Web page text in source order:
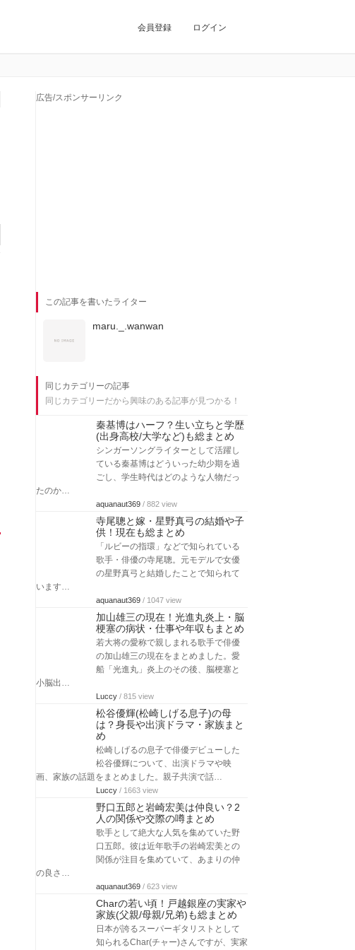
会員登録 ログイン
広告/スポンサーリンク
この記事を書いたライター
maru._.wanwan
同じカテゴリーの記事
同じカテゴリーだから興味のある記事が見つかる！
秦基博はハーフ？生い立ちと学歴
(出身高校/大学など)も総まとめ
シンガーソングライターとして活躍し
ている秦基博はどういった幼少期を過
ごし、学生時代はどのような人物だっ
たのか…
aquanaut369 / 882 view
寺尾聰と嫁・星野真弓の結婚や子
供！現在も総まとめ
「ルビーの指環」などで知られている
歌手・俳優の寺尾聰。元モデルで女優
の星野真弓と結婚したことで知られて
います…
aquanaut369 / 1047 view
加山雄三の現在！光進丸炎上・脳
梗塞の病状・仕事や年収もまとめ
若大将の愛称で親しまれる歌手で俳優
の加山雄三の現在をまとめました。愛
船「光進丸」炎上のその後、脳梗塞と
小脳出…
Luccy / 815 view
松谷優輝(松崎しげる息子)の母
は？身長や出演ドラマ・家族まと
め
松崎しげるの息子で俳優デビューした
松谷優輝について、出演ドラマや映
画、家族の話題をまとめました。親子共演で話…
Luccy / 1663 view
野口五郎と岩崎宏美は仲良い？2
人の関係や交際の噂まとめ
歌手として絶大な人気を集めていた野
口五郎。彼は近年歌手の岩崎宏美との
関係が注目を集めていて、あまりの仲
の良さ…
aquanaut369 / 623 view
Charの若い頃！戸越銀座の実家や
家族(父親/母親/兄弟)も総まとめ
日本が誇るスーパーギタリストとして
知られるChar(チャー)さんですが、実家